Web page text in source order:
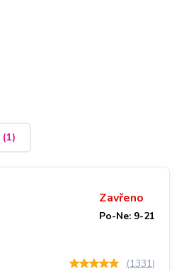
(1)
Zavřeno
Po-Ne: 9-21
(1331)